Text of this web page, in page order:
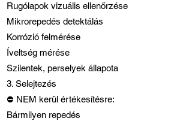
Rugólapok vizuális ellenőrzése
Mikrorepedés detektálás
Korrózió felmérése
Íveltség mérése
Szilentek, perselyek állapota
3. Selejtezés
⛔ NEM kerül értékesítésre:
Bármilyen repedés